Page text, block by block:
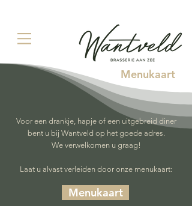
Menukaart
Voor een drankje, hapje of een uitgebreid diner
bent u bij Wantveld op het goede adres.
We verwelkomen u graag!
Laat u alvast verleiden door onze menukaart:
Menukaart